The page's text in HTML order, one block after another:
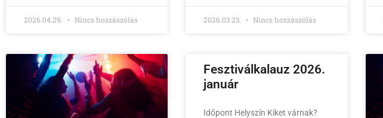
2026.04.29. Nincs hozzászólás 2026.03.23. Nincs hozzászólás
Fesztiválkalauz 2026.
január
Időpont Helyszín Kiket várnak?